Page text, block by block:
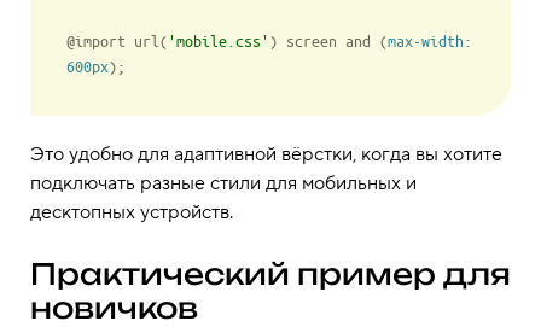
@import url( 'mobile.css' ) screen and (max -width:
600px);
Это удобно для адаптивной вёрстки, когда вы хотите
подключать разные стили для мобильных и
десктопных устройств.
Практический пример для
новичков